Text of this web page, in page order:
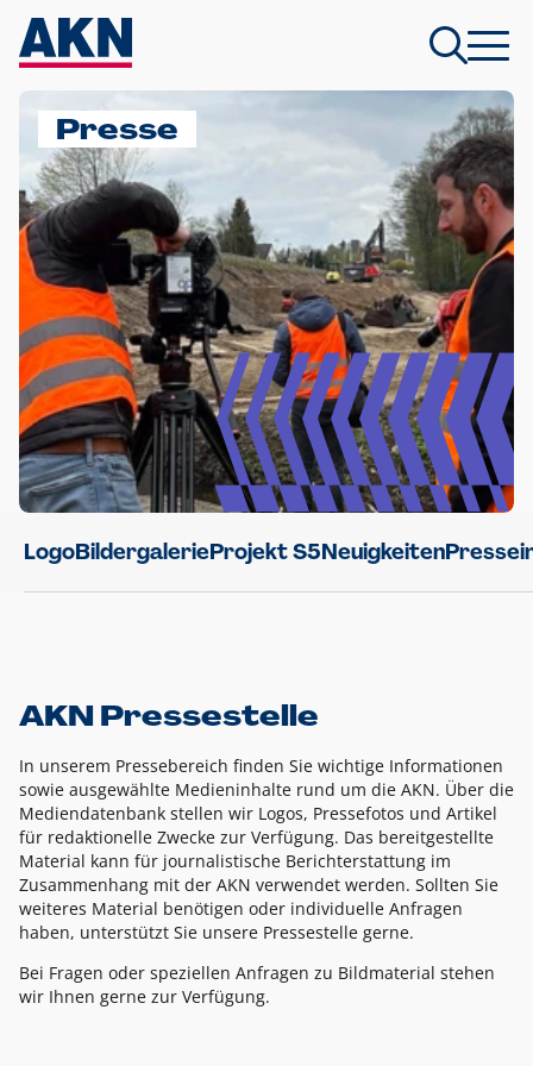
Presse
LogoBildergalerieProjekt S5Neuigkeiten
AKN Pressestelle
In unserem Pressebereich finden Sie wichtige Informationen
sowie ausgewählte Medieninhalte rund um die AKN. Über die
Mediendatenbank stellen wir Logos, Pressefotos und Artikel
für redaktionelle Zwecke zur Verfügung. Das bereitgestellte
Material kann für journalistische Berichterstattung im
Zusammenhang mit der AKN verwendet werden. Sollten Sie
weiteres Material benötigen oder individuelle Anfragen
haben, unterstützt Sie unsere Pressestelle gerne.
Bei Fragen oder speziellen Anfragen zu Bildmaterial stehen
wir Ihnen gerne zur Verfügung.